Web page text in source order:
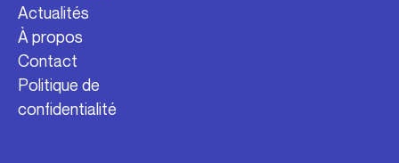
Actualités
À propos
Contact
Politique de
confidentialité